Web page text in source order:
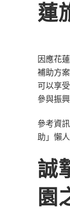
蓮
因應花
補助方
可以享
參與振
參考資
助」懶
誠
園